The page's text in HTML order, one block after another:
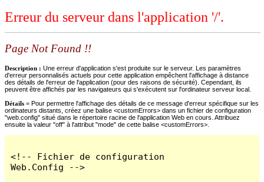
Erreur du serveur dans l'application '/'.
Page Not Found !!
Description : Une erreur d'application s'est produite sur le serveur. Les paramètres
d'erreur personnalisés actuels pour cette application empêchent l'affichage à distance
des détails de l'erreur de l'application (pour des raisons de sécurité). Cependant, ils
peuvent être affichés par les navigateurs qui s'exécutent sur l'ordinateur serveur local.
Détails = Pour permettre l'affichage des détails de ce message d'erreur spécifique sur les
ordinateurs distants, créez une balise <customErrors> dans un fichier de configuration
"web.config" situé dans le répertoire racine de l'application Web en cours. Attribuez
ensuite la valeur "off" à l'attribut "mode" de cette balise <customErrors>.
<!-- Fichier de configuration
Web.Config -->